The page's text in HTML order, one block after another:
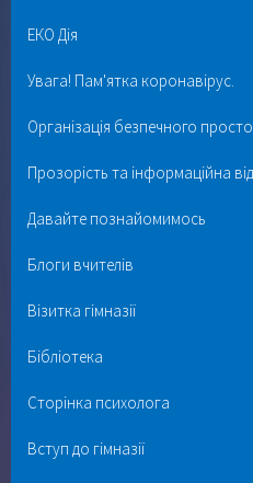
ЕКО Дія
Увага! Пам'ятка коронавірус.
Організація безпечного
Прозорість та інформаційна
Давайте познайомимось
Блоги вчителів
Візитка гімназії
Бібліотека
Сторінка психолога
Вступ до гімназії